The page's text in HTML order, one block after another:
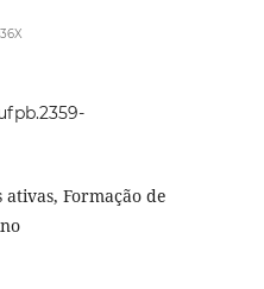
Formação de